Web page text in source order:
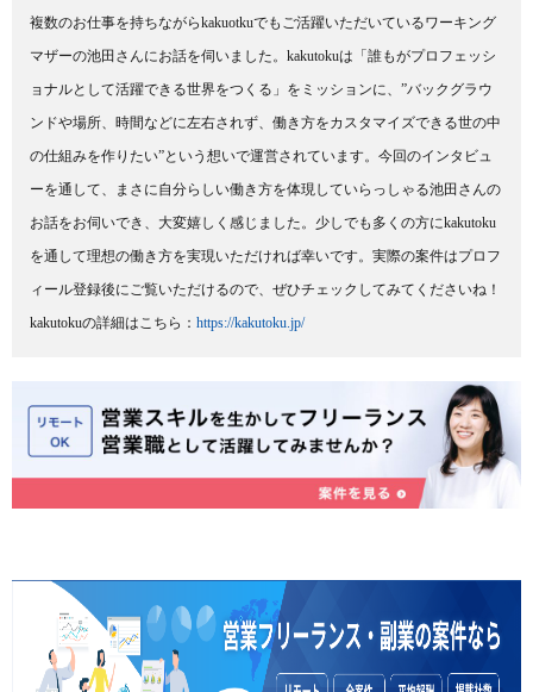
複数のお仕事を持ちながらkakuotkuでもご活躍いただいているワーキング
マザーの池田さんにお話を伺いました。kakutokuは「誰もがプロフェッシ
ョナルとして活躍できる世界をつくる」をミッションに、”バックグラウ
ンドや場所、時間などに左右されず、働き方をカスタマイズできる世の中
の仕組みを作りたい”という想いで運営されています。今回のインタビュ
ーを通して、まさに自分らしい働き方を体現していらっしゃる池田さんの
お話をお伺いでき、大変嬉しく感じました。少しでも多くの方にkakutoku
を通して理想の働き方を実現いただければ幸いです。実際の案件はプロフ
ィール登録後にご覧いただけるので、ぜひチェックしてみてくださいね！
kakutokuの詳細はこちら： https://kakutoku.jp/